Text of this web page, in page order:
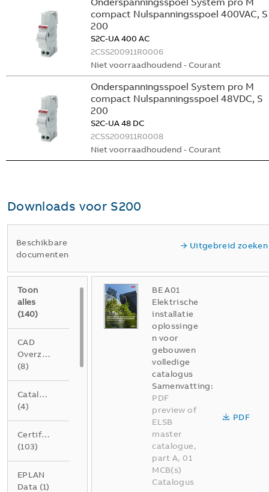
compact Nulspanningsspoel 400VAC, S
200
S2C-UA 400 AC
2CSS200911R0006
Niet voorraadhoudend - Courant
Onderspanningsspoel System pro M
compact Nulspanningsspoel 48VDC, S
200
S2C-UA 48 DC
2CSS200911R0008
Niet voorraadhoudend - Courant
Downloads voor S200
Beschikbare
documenten
Uitgebreid zoeken
Toon
alles
(140)
CAD
Overzichtstekening
(8)
Catalogus
(4)
Certificaat
(103)
EPLAN
Data (1)
BE A01
Elektrische
installatie
oplossinge
n voor
gebouwen
volledige
catalogus
Samenvatting:
PDF
preview of
ELSB
master
catalogue,
part A, 01
MCB(s)
Catalogus
PDF